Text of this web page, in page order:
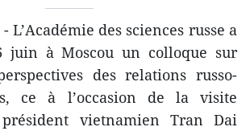
L’Académie des sciences russe a
juin à Moscou un colloque sur
des relations russo-
ce à l’occasion de la visite
vietnamien Tran Dai